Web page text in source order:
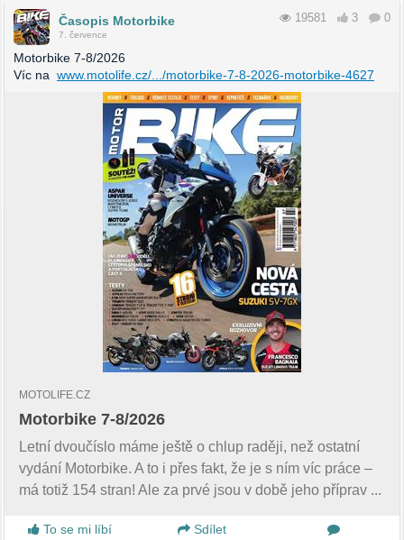
Časopis Motorbike
7. července
19581 3 0
Motorbike 7-8/2026
Víc na www.motolife.cz/.../motorbike-7-8-2026-motorbike-4627
MOTOLIFE.CZ
Motorbike 7-8/2026
Letní dvoučíslo máme ještě o chlup raději, než ostatní
vydání Motorbike. A to i přes fakt, že je s ním víc práce –
má totiž 154 stran! Ale za prvé jsou v době jeho příprav ...
To se mi líbí
Sdílet